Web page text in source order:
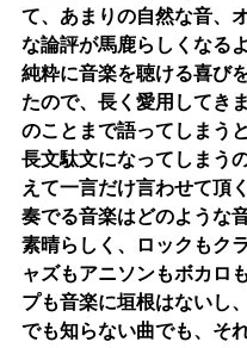
て、あまりの自然な音、
な論評が馬鹿らしくなる
純粋に音楽を聴ける喜び
たので、長く愛用してき
のことまで語ってしまう
長文駄文になってしまう
えて一言だけ言わせて頂
奏でる音楽はどのような
素晴らしく、ロックもク
ャズもアニソンもボカロ
プも音楽に垣根はないし
でも知らない曲でも、そ